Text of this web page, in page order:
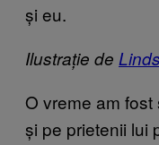
și eu.
Ilustrație de
O vreme am
și pe prietenii lui